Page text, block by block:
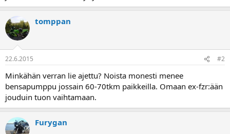
tomppan
22.6.2015 #2
Minkähän verran lie ajettu? Noista monesti menee
bensapumppu jossain 60-70tkm paikkeilla. Omaan ex-fzr:ään
jouduin tuon vaihtamaan.
Furygan